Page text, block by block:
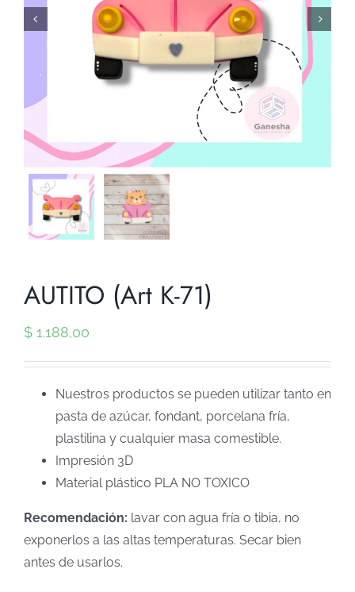
 
AUTITO (Art K-71)
$ 1.188,00
Nuestros productos se pueden utilizar tanto en
pasta de azúcar, fondant, porcelana fría,
plastilina y cualquier masa comestible.
Impresión 3D
Material plástico PLA NO TOXICO
Recomendación: lavar con agua fría o tibia, no
exponerlos a las altas temperaturas. Secar bien
antes de usarlos.